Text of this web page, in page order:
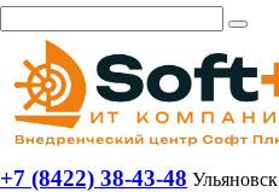
+7 (8422) 38-43-48 Ульяновск